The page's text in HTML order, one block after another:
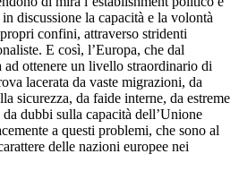
discussione la capacità e la volontà
confini, attraverso stridenti
E così, l’Europa, che dal
ad ottenere un livello straordinario di
lacerata da vaste migrazioni, da
sicurezza, da faide interne, da estreme
dubbi sulla capacità dell’Unione
a questi problemi, che sono al
delle nazioni europee nei